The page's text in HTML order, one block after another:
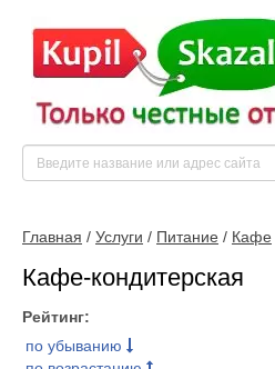
Главная / Услуги / Питание / Кафе
Кафе-кондитерская
Рейтинг:
по убыванию